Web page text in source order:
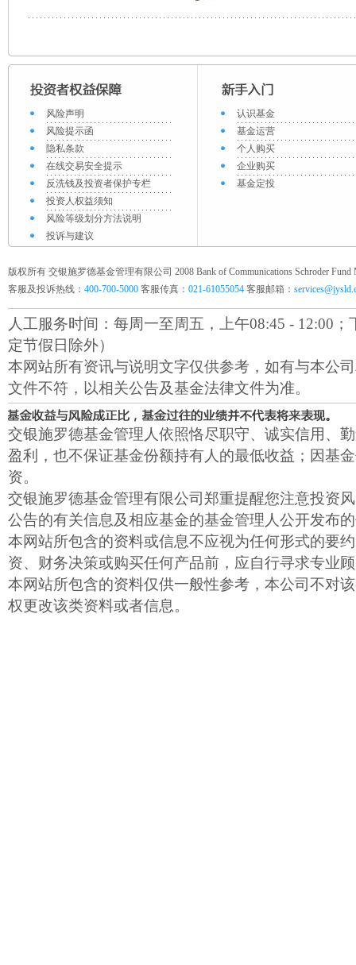
风险声明
风险提示函
隐私条款
在线交易安全提示
反洗钱及投资者保护专栏
投资人权益须知
风险等级划分方法说明
投诉与建议
认识基金
基金运营
个人购买
企业购买
基金定投
版权所有 交银施罗德基金管理有限公司 2008 Bank of Communications Schroder Fund
客服及投诉热线： 400-700-5000 客服传真： 021-61055054 客服邮箱：
人工服务时间：每周一至周五，上午08:45 - 12:00；
定节假日除外）
本网站所有资讯与说明文字仅供参考，如有与本公
文件不符，以相关公告及基金法律文件为准。
交银施罗德基金管理人依照恪尽职守、诚实信用、
盈利，也不保证基金份额持有人的最低收益；因基
资。
交银施罗德基金管理有限公司郑重提醒您注意投资
公告的有关信息及相应基金的基金管理人公开发布
本网站所包含的资料或信息不应视为任何形式的要
资、财务决策或购买任何产品前，应自行寻求专业
本网站所包含的资料仅供一般性参考，本公司不对
权更改该类资料或者信息。